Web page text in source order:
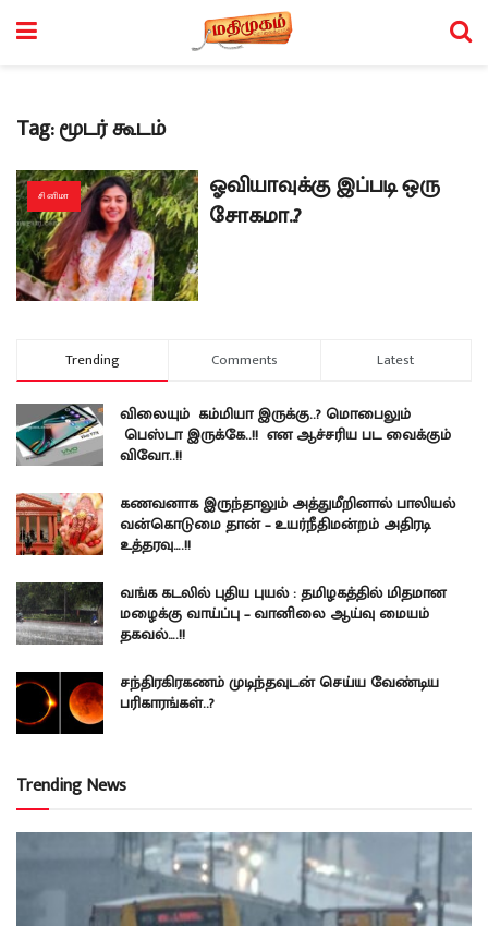
Tag:மூடர் கூடம்
சினிமா
ஓவியாவுக்கு இப்படி ஒரு
சோகமா..?
Trending Comments Latest
விலையும் கம்மியா இருக்கு..? மொபைலும்
பெஸ்டா இருக்கே..!! என ஆச்சரிய பட வைக்கும்
விவோ..!!
கணவனாக இருந்தாலும் அத்துமீறினால் பாலியல்
வன்கொடுமை தான் – உயர்நீதிமன்றம் அதிரடி
உத்தரவு….!!
வங்க கடலில் புதிய புயல் : தமிழகத்தில் மிதமான
மழைக்கு வாய்ப்பு – வானிலை ஆய்வு மையம்
தகவல்….!!
சந்திரகிரகணம் முடிந்தவுடன் செய்ய வேண்டிய
பரிகாரங்கள்..?
Trending News